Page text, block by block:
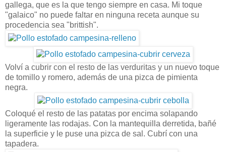
gallega, que es la que tengo siempre en casa. Mi toque
"galaico" no puede faltar en ninguna receta aunque su
procedencia sea "brittish".
Volví a cubrir con el resto de las verduritas y un nuevo toque
de tomillo y romero, además de una pizca de pimienta
negra.
Coloqué el resto de las patatas por encima solapando
ligeramente las rodajas. Con la mantequilla derretida, bañé
la superficie y le puse una pizca de sal. Cubrí con una
tapadera.